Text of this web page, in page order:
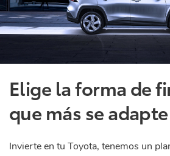
Elige la forma de
que más se
Invierte en tu Toyota, tenemos un